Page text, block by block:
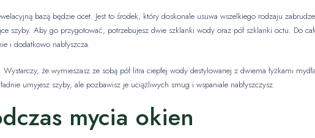
bazą będzie ocet. Jest to środek, który doskonale usuwa wszelkiego rodzaju
szyby. Aby go przygotować, potrzebujesz dwie szklanki wody oraz pół szklanki octu. Do
i dodatkowo nabłyszcza.
że wymieszasz ze sobą pół litra ciepłej wody destylowanej z dwiema łyżkami
umyjesz szyby, ale pozbawisz je uciążliwych smug i wspaniale nabłyszczysz.
mycia okien